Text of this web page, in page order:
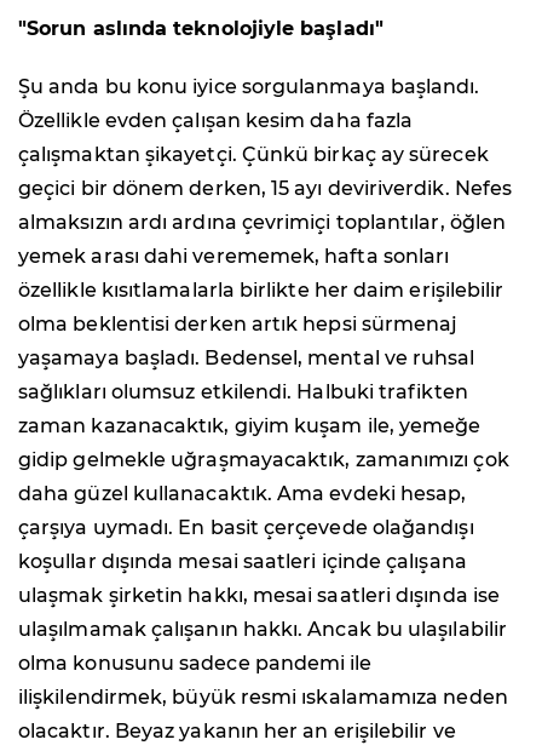
"Sorun aslında teknolojiyle başladı"
Şu anda bu konu iyice sorgulanmaya başlandı.
Özellikle evden çalışan kesim daha fazla
çalışmaktan şikayetçi. Çünkü birkaç ay sürecek
geçici bir dönem derken, 15 ayı deviriverdik. Nefes
almaksızın ardı ardına çevrimiçi toplantılar, öğlen
yemek arası dahi verememek, hafta sonları
özellikle kısıtlamalarla birlikte her daim erişilebilir
olma beklentisi derken artık hepsi sürmenaj
yaşamaya başladı. Bedensel, mental ve ruhsal
sağlıkları olumsuz etkilendi. Halbuki trafikten
zaman kazanacaktık, giyim kuşam ile, yemeğe
gidip gelmekle uğraşmayacaktık, zamanımızı çok
daha güzel kullanacaktık. Ama evdeki hesap,
çarşıya uymadı. En basit çerçevede olağandışı
koşullar dışında mesai saatleri içinde çalışana
ulaşmak şirketin hakkı, mesai saatleri dışında ise
ulaşılmamak çalışanın hakkı. Ancak bu ulaşılabilir
olma konusunu sadece pandemi ile
ilişkilendirmek, büyük resmi ıskalamamıza neden
olacaktır. Beyaz yakanın her an erişilebilir ve